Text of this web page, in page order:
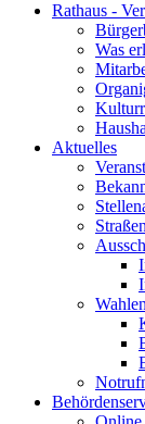
Rathaus -
Was
Aktuelles